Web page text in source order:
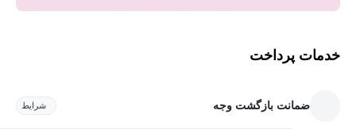
خدمات پرداخت
ضمانت بازگشت وجه شرایط